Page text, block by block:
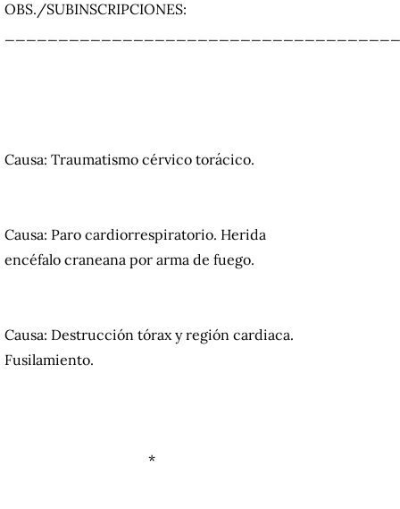
OBS./SUBINSCRIPCIONES:
Causa: Traumatismo cérvico torácico.
Causa: Paro cardiorrespiratorio. Herida
encéfalo craneana por arma de fuego.
Causa: Destrucción tórax y región cardiaca.
Fusilamiento.
*